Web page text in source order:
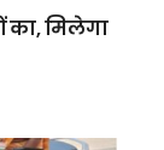
का, मिलेगा